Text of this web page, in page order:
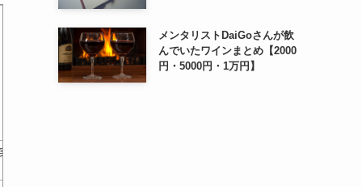
メンタリストDaiGoさんが飲
んでいたワインまとめ【2000
円・5000円・1万円】